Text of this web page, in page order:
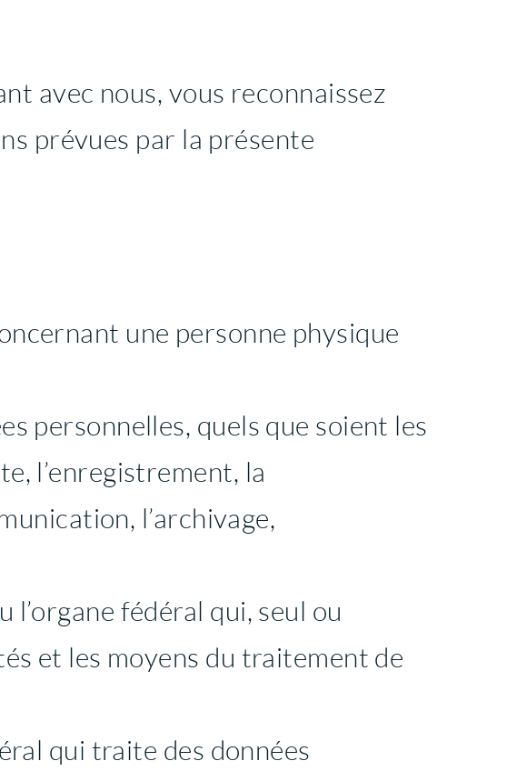
avec nous, vous reconnaissez
prévues par la présente
une personne physique
personnelles, quels que soient les
l’enregistrement, la
l’archivage,
fédéral qui, seul ou
et les moyens du traitement de
qui traite des données